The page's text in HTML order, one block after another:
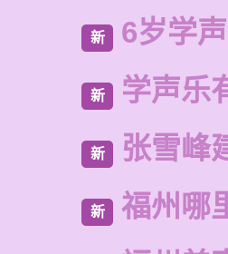
新 6岁学
新 学声乐
新 张雪峰
新
福州哪